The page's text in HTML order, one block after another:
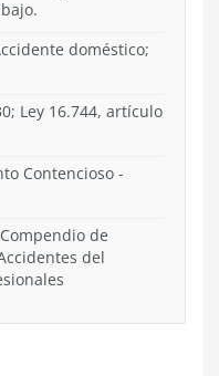
doméstico;
Ley 16.744, artículo
Contencioso -
de
del